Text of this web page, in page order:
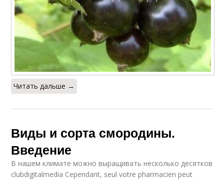
Читать дальше →
Виды и сорта смородины.
Введение
В нашем климате можно выращивать несколько десятков
clubdigitalmedia Cependant, seul votre pharmacien peut